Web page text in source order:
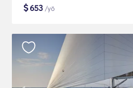
$653 /yö